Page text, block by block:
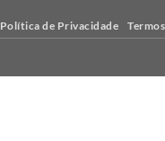
Política de Privacidade